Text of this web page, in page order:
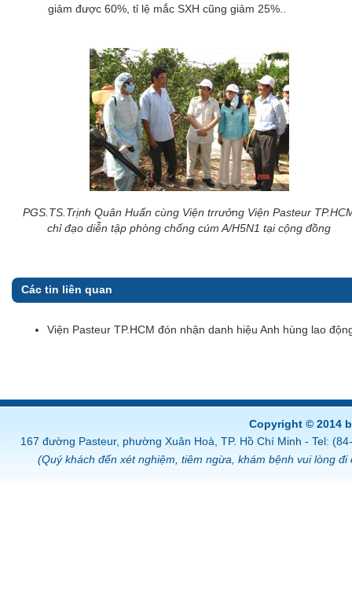
giảm được 60%, tỉ lệ mắc SXH cũng giảm 25%..
PGS.TS.Trịnh Quân Huấn cùng Viện trrưởng Viện Pasteur
chỉ đạo diễn tập phòng chống cúm A/H5N1 tại cộng đồng
Các tin liên quan
Viện Pasteur TP.HCM đón nhận danh hiệu Anh hùng lao
Copyright © 2014
167 đường Pasteur, phường Xuân Hoà, TP. Hồ Chí Minh - Tel:
(Quý khách đến xét nghiệm, tiêm ngừa, khám bệnh vui lòng